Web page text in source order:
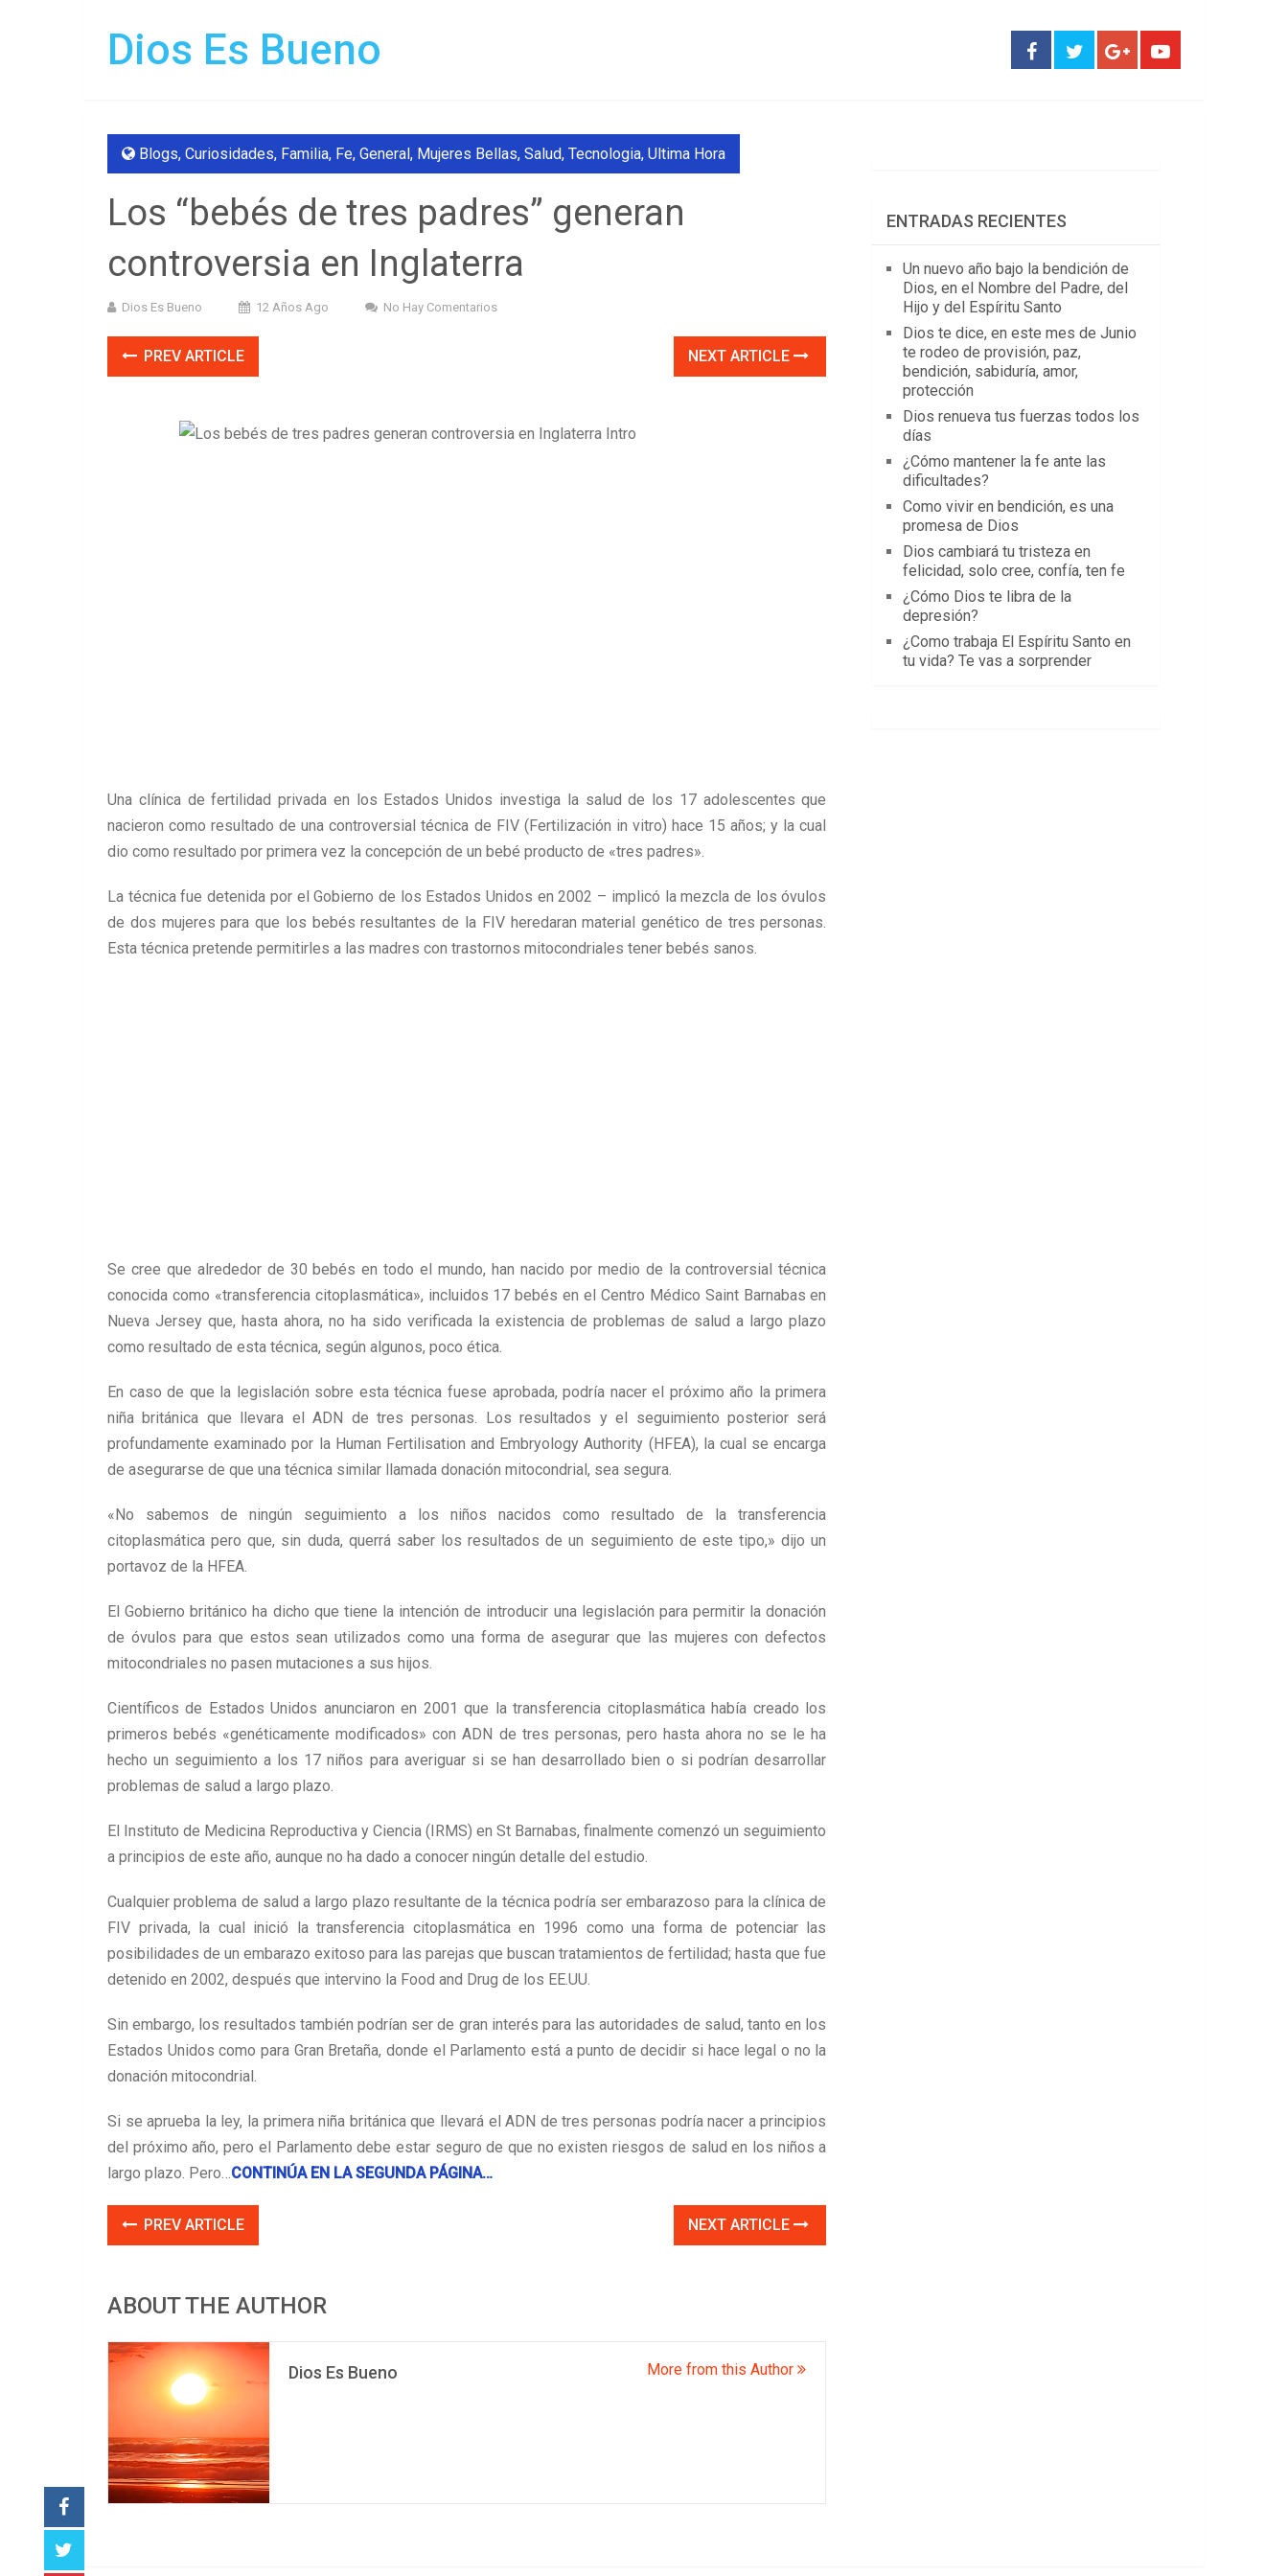
Dios Es Bueno
Blogs, Curiosidades, Familia, Fe, General, Mujeres Bellas, Salud, Tecnologia, Ultima Hora
Los “bebés de tres padres” generan
controversia en Inglaterra
Dios Es Bueno 12 Años Ago No Hay Comentarios
PREV ARTICLE NEXT ARTICLE
Una clínica de fertilidad privada en los Estados Unidos investiga la salud de los 17 adolescentes que
nacieron como resultado de una controversial técnica de FIV (Fertilización in vitro) hace 15 años; y la cual
dio como resultado por primera vez la concepción de un bebé producto de «tres padres».
La técnica fue detenida por el Gobierno de los Estados Unidos en 2002 – implicó la mezcla de los óvulos
de dos mujeres para que los bebés resultantes de la FIV heredaran material genético de tres personas.
Esta técnica pretende permitirles a las madres con trastornos mitocondriales tener bebés sanos.
Se cree que alrededor de 30 bebés en todo el mundo, han nacido por medio de la controversial técnica
conocida como «transferencia citoplasmática», incluidos 17 bebés en el Centro Médico Saint Barnabas en
Nueva Jersey que, hasta ahora, no ha sido verificada la existencia de problemas de salud a largo plazo
como resultado de esta técnica, según algunos, poco ética.
En caso de que la legislación sobre esta técnica fuese aprobada, podría nacer el próximo año la primera
niña británica que llevara el ADN de tres personas. Los resultados y el seguimiento posterior será
profundamente examinado por la Human Fertilisation and Embryology Authority (HFEA), la cual se encarga
de asegurarse de que una técnica similar llamada donación mitocondrial, sea segura.
«No sabemos de ningún seguimiento a los niños nacidos como resultado de la transferencia
citoplasmática pero que, sin duda, querrá saber los resultados de un seguimiento de este tipo,» dijo un
portavoz de la HFEA.
El Gobierno británico ha dicho que tiene la intención de introducir una legislación para permitir la donación
de óvulos para que estos sean utilizados como una forma de asegurar que las mujeres con defectos
mitocondriales no pasen mutaciones a sus hijos.
Científicos de Estados Unidos anunciaron en 2001 que la transferencia citoplasmática había creado los
primeros bebés «genéticamente modificados» con ADN de tres personas, pero hasta ahora no se le ha
hecho un seguimiento a los 17 niños para averiguar si se han desarrollado bien o si podrían desarrollar
problemas de salud a largo plazo.
El Instituto de Medicina Reproductiva y Ciencia (IRMS) en St Barnabas, finalmente comenzó un seguimiento
a principios de este año, aunque no ha dado a conocer ningún detalle del estudio.
Cualquier problema de salud a largo plazo resultante de la técnica podría ser embarazoso para la clínica de
FIV privada, la cual inició la transferencia citoplasmática en 1996 como una forma de potenciar las
posibilidades de un embarazo exitoso para las parejas que buscan tratamientos de fertilidad; hasta que fue
detenido en 2002, después que intervino la Food and Drug de los EE.UU.
Sin embargo, los resultados también podrían ser de gran interés para las autoridades de salud, tanto en los
Estados Unidos como para Gran Bretaña, donde el Parlamento está a punto de decidir si hace legal o no la
donación mitocondrial.
Si se aprueba la ley, la primera niña británica que llevará el ADN de tres personas podría nacer a principios
del próximo año, pero el Parlamento debe estar seguro de que no existen riesgos de salud en los niños a
largo plazo. Pero…CONTINÚA EN LA SEGUNDA PÁGINA…
PREV ARTICLE NEXT ARTICLE
ABOUT THE AUTHOR
Dios Es Bueno More from this Author
ENTRADAS RECIENTES
Un nuevo año bajo la bendición de
Dios, en el Nombre del Padre, del
Hijo y del Espíritu Santo
Dios te dice, en este mes de Junio
te rodeo de provisión, paz,
bendición, sabiduría, amor,
protección
Dios renueva tus fuerzas todos los
días
¿Cómo mantener la fe ante las
dificultades?
Como vivir en bendición, es una
promesa de Dios
Dios cambiará tu tristeza en
felicidad, solo cree, confía, ten fe
¿Cómo Dios te libra de la
depresión?
¿Como trabaja El Espíritu Santo en
tu vida? Te vas a sorprender